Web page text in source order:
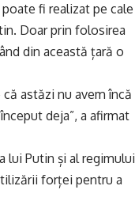
fi realizat pe cale
Doar prin folosirea
din această țară o
astăzi nu avem încă
deja”, a afirmat
lui Putin și al regimului
forței pentru a